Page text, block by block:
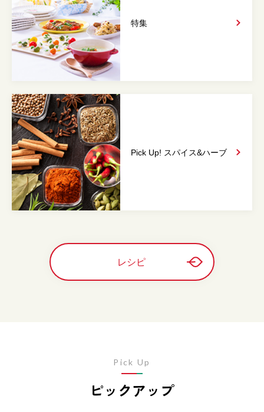
特集
Pick Up! スパイス&ハーブ
レシピ
ピックアップ
Pick Up